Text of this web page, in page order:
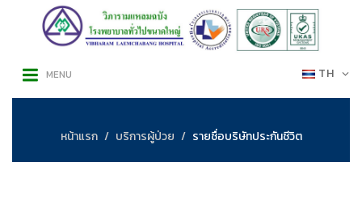
TH
MENU
หน้าแรก บริการผู้ป่วย รายชื่อบริษัทประกันชีวิต